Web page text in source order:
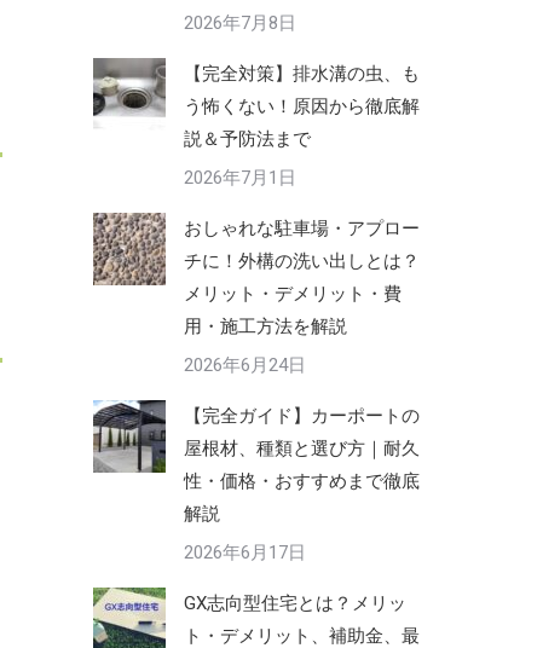
2026年7月8日
【完全対策】排水溝の虫、も
う怖くない！原因から徹底解
説＆予防法まで
2026年7月1日
おしゃれな駐車場・アプロー
チに！外構の洗い出しとは？
メリット・デメリット・費
用・施工方法を解説
2026年6月24日
【完全ガイド】カーポートの
屋根材、種類と選び方｜耐久
性・価格・おすすめまで徹底
解説
2026年6月17日
GX志向型住宅とは？メリッ
ト・デメリット、補助金、最